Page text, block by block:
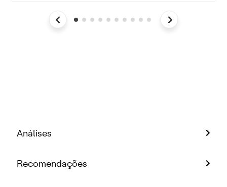
Análises
Recomendações